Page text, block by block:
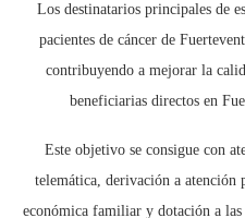
Los destinatarios principales de
pacientes de cáncer de
contribuyendo a mejorar la
beneficiarias directos en
Este objetivo se consigue con
telemática, derivación a atención
económica familiar y dotación a